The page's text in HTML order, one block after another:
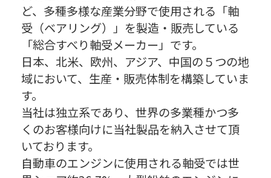
ど、多種多様な産業分野で使用される「軸
受（ベアリング）」を製造・販売している
「総合すべり軸受メーカー」です。
日本、北米、欧州、アジア、中国の５つの地
域において、生産・販売体制を構築していま
す。
当社は独立系であり、世界の多業種かつ多
くのお客様向けに当社製品を納入させて頂
いております。
自動車のエンジンに使用される軸受では世